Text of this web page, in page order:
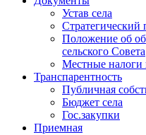
Устав села
Стратегический
Положение об
сельского Совета
Местные налоги
Транспарентность
Публичная
Бюджет села
Гос.закупки
Приемная